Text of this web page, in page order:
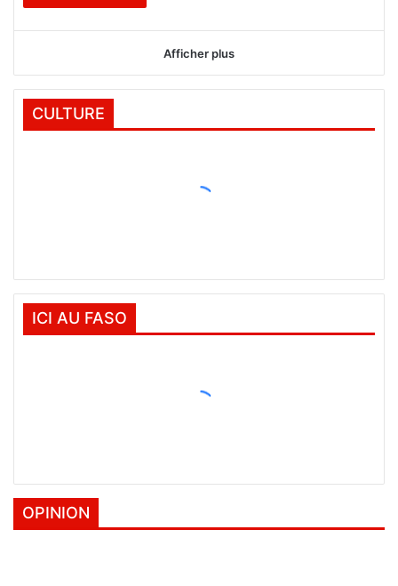
Afficher plus
CULTURE
ICI AU FASO
OPINION